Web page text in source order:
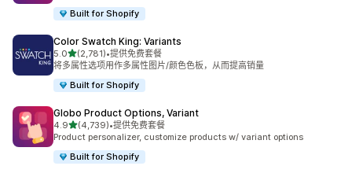
Built for Shopify
Color Swatch King: Variants
5.0星（满分 5 星）
(2,781)
总共 2781 条评论
•提供免费套餐
将多属性选项用作多属性图片/颜色色板，从而提高销量
Built for Shopify
Globo Product Options, Variant
4.9星（满分 5 星）
(4,739)
总共 4739 条评论
•提供免费套餐
Product personalizer, customize products w/ variant options
Built for Shopify